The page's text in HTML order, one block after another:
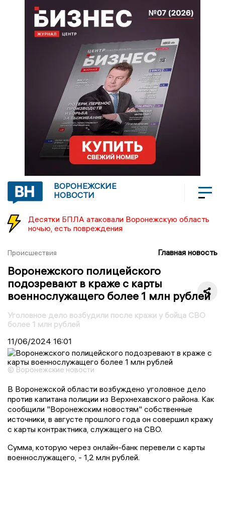
ВОРОНЕЖСКИЕ
НОВОСТИ
Десятки БПЛА атаковали Воронежскую область
ночью, есть повреждения
Происшествия Главная новость
Воронежского полицейского
подозревают в краже с карты
военнослужащего более 1 млн рублей
Уголовное дело возбудили после кражи у бойца СВО
более 1 млн рублей
11/06/2024 16:01
© Воронежские новости
В Воронежской области возбуждено уголовное дело
против капитана полиции из Верхнехавского района. Как
сообщили "Воронежским новостям" собственные
источники, в августе прошлого года он совершил кражу
с карты контрактника, служащего на СВО.
Сумма, которую через онлайн-банк перевели с карты
военнослужащего, - 1,2 млн рублей.